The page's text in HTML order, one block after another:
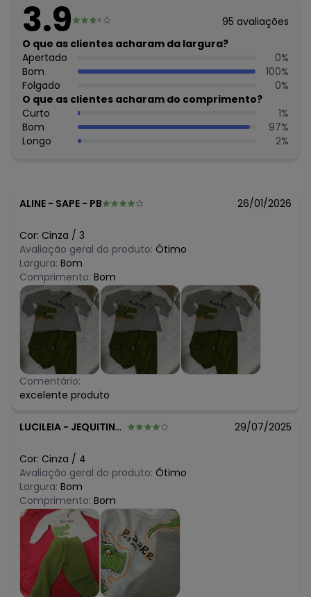
O preço apresentado abaixo é o menor oferecido em
algum dia do mês, para o menor tamanho disponível.
agosto/2026
julho/2026 N/D*
junho/2026 N/D*
maio/2026 R$ 40,47
abril/2026 R$ 26,98
março/2026 R$ 26,98
fevereiro/2026 R$ 40,47
3.9 95 avaliações
O que as clientes acharam da largura?
Apertado
0%
Bom
100%
Folgado
0%
O que as clientes acharam do comprimento?
Curto
1%
Bom
97%
Longo
2%
ALINE - SAPE - PB 26/01/2026
Cor: Cinza / 3
Avaliação geral do produto: Ótimo
Largura: Bom
Comprimento: Bom
Comentário:
excelente produto
LUCILEIA - JEQUITINHONHA - MG 29/07/2025
Cor: Cinza / 4
Avaliação geral do produto: Ótimo
Largura: Bom
Comprimento: Bom